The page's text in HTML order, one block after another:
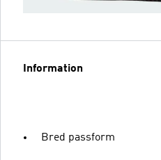
Information
Bred passform